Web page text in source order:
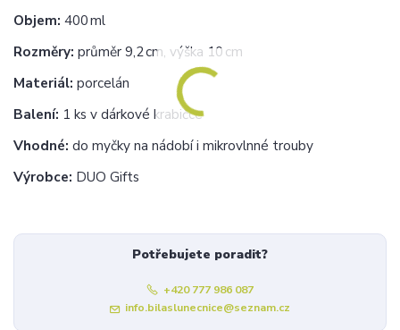
Objem: 400 ml
Rozměry: průměr 9,2 cm, výška 10 cm
Materiál: porcelán
Balení: 1 ks v dárkové krabičce
Vhodné: do myčky na nádobí i mikrovlnné trouby
Výrobce: DUO Gifts
Potřebujete poradit?
+420 777 986 087
info.bilaslunecnice@seznam.cz